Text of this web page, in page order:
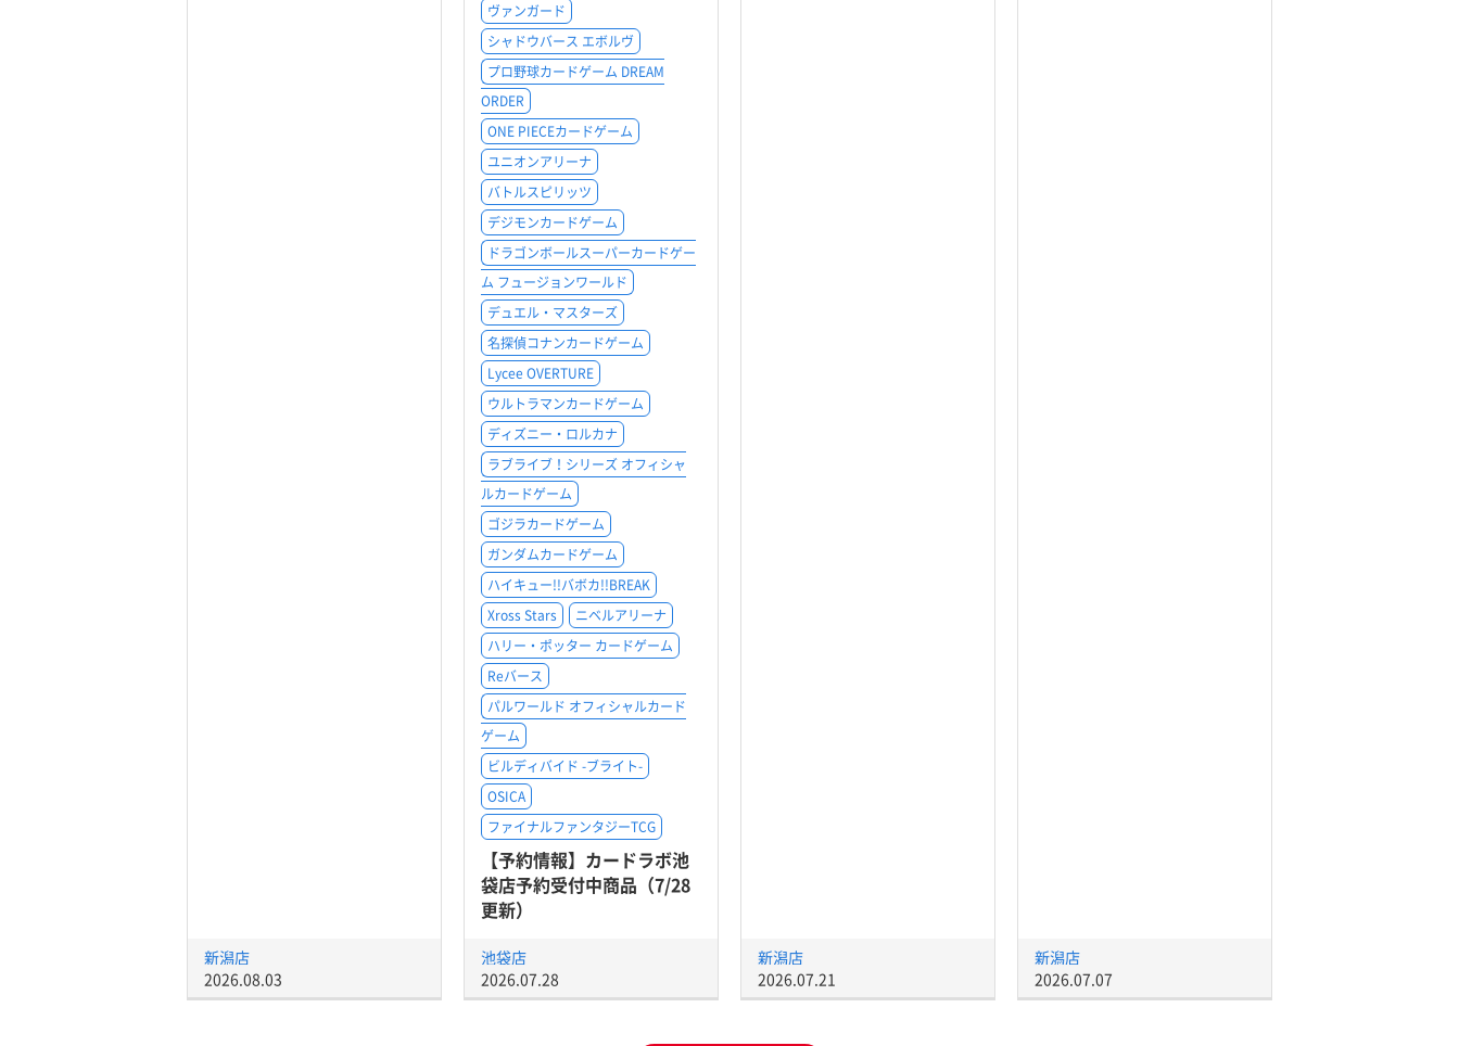
新潟店
2026.08.03
ヴァンガード
シャドウバース エボルヴ
プロ野球カードゲーム DREAM
ORDER
ONE PIECEカードゲーム
ユニオンアリーナ
バトルスピリッツ
デジモンカードゲーム
ドラゴンボールスーパーカードゲー
ム フュージョンワールド
デュエル・マスターズ
名探偵コナンカードゲーム
Lycee OVERTURE
ウルトラマンカードゲーム
ディズニー・ロルカナ
ラブライブ！シリーズ オフィシャ
ルカードゲーム
ゴジラカードゲーム
ガンダムカードゲーム
ハイキュー!!バボカ!!BREAK
Xross Stars
ニベルアリーナ
ハリー・ポッター カードゲーム
Reバース
パルワールド オフィシャルカード
ゲーム
ビルディバイド -ブライト-
OSICA
ファイナルファンタジーTCG
【予約情報】カードラボ池
袋店予約受付中商品（7/28
更新）
池袋店
2026.07.28
新潟店
2026.07.21
新潟店
2026.07.07